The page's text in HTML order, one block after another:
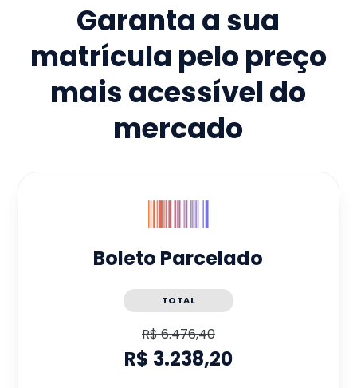
Garanta a sua
matrícula pelo preço
mais acessível do
mercado
Boleto Parcelado
TOTAL
R$ 6.476,40
R$ 3.238,20